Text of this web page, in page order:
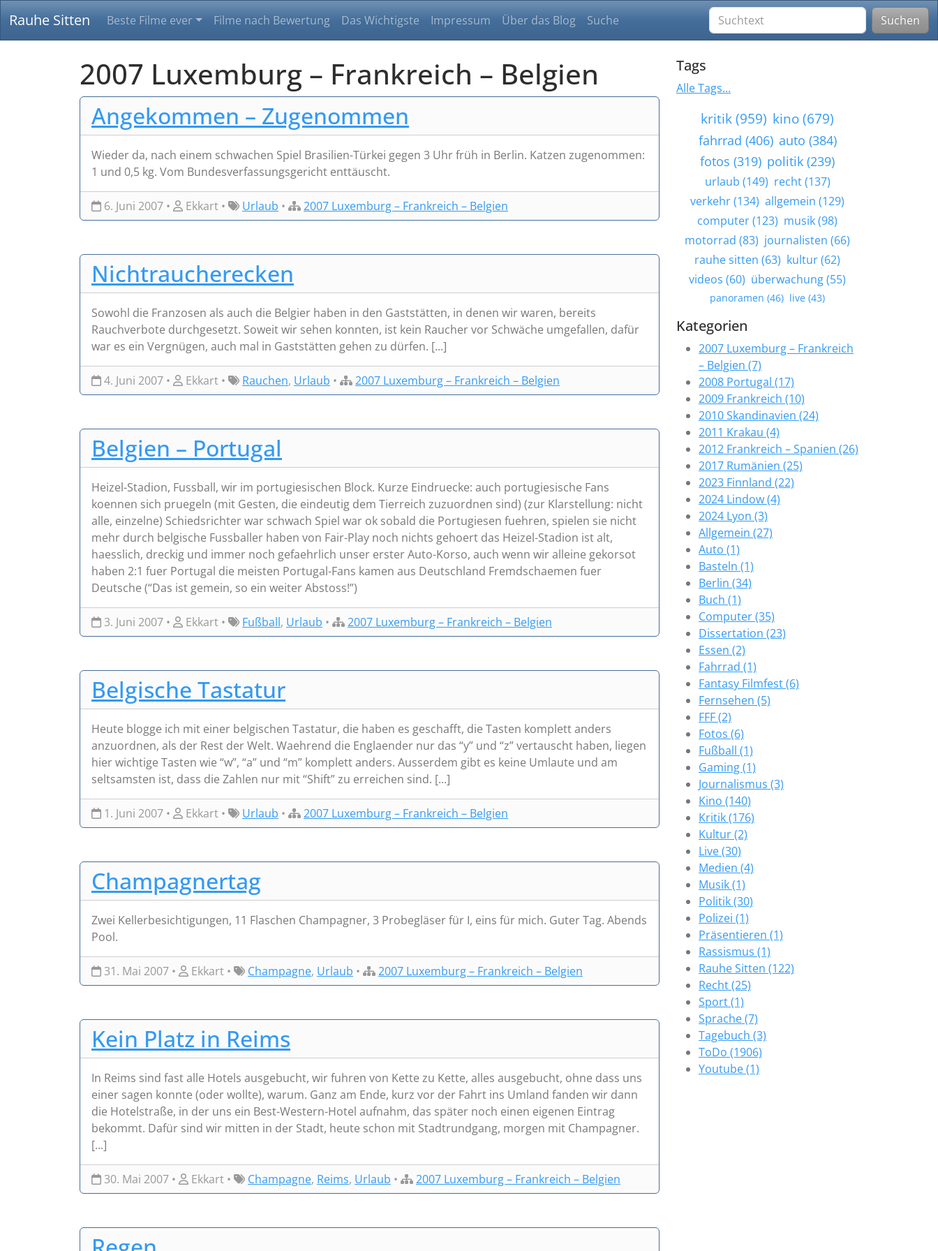
Rauhe Sitten Beste Filme ever Filme nach Bewertung Das Wichtigste Impressum Über das Blog Suche Suchen
2007 Luxemburg – Frankreich – Belgien
Angekommen – Zugenommen
Wieder da, nach einem schwachen Spiel Brasilien-Türkei gegen 3 Uhr früh in Berlin. Katzen zugenommen:
1 und 0,5 kg. Vom Bundesverfassungsgericht enttäuscht.
6. Juni 2007 • Ekkart • Urlaub • 2007 Luxemburg – Frankreich – Belgien
Nichtraucherecken
Sowohl die Franzosen als auch die Belgier haben in den Gaststätten, in denen wir waren, bereits
Rauchverbote durchgesetzt. Soweit wir sehen konnten, ist kein Raucher vor Schwäche umgefallen, dafür
war es ein Vergnügen, auch mal in Gaststätten gehen zu dürfen. [...]
4. Juni 2007 • Ekkart • Rauchen, Urlaub • 2007 Luxemburg – Frankreich – Belgien
Belgien – Portugal
Heizel-Stadion, Fussball, wir im portugiesischen Block. Kurze Eindruecke: auch portugiesische Fans
koennen sich pruegeln (mit Gesten, die eindeutig dem Tierreich zuzuordnen sind) (zur Klarstellung: nicht
alle, einzelne) Schiedsrichter war schwach Spiel war ok sobald die Portugiesen fuehren, spielen sie nicht
mehr durch belgische Fussballer haben von Fair-Play noch nichts gehoert das Heizel-Stadion ist alt,
haesslich, dreckig und immer noch gefaehrlich unser erster Auto-Korso, auch wenn wir alleine gekorsot
haben 2:1 fuer Portugal die meisten Portugal-Fans kamen aus Deutschland Fremdschaemen fuer
Deutsche (“Das ist gemein, so ein weiter Abstoss!”)
3. Juni 2007 • Ekkart • Fußball, Urlaub • 2007 Luxemburg – Frankreich – Belgien
Belgische Tastatur
Heute blogge ich mit einer belgischen Tastatur, die haben es geschafft, die Tasten komplett anders
anzuordnen, als der Rest der Welt. Waehrend die Englaender nur das “y” und “z” vertauscht haben, liegen
hier wichtige Tasten wie “w”, “a” und “m” komplett anders. Ausserdem gibt es keine Umlaute und am
seltsamsten ist, dass die Zahlen nur mit “Shift” zu erreichen sind. [...]
1. Juni 2007 • Ekkart • Urlaub • 2007 Luxemburg – Frankreich – Belgien
Champagnertag
Zwei Kellerbesichtigungen, 11 Flaschen Champagner, 3 Probegläser für I, eins für mich. Guter Tag. Abends
Pool.
31. Mai 2007 • Ekkart • Champagne, Urlaub • 2007 Luxemburg – Frankreich – Belgien
Kein Platz in Reims
In Reims sind fast alle Hotels ausgebucht, wir fuhren von Kette zu Kette, alles ausgebucht, ohne dass uns
einer sagen konnte (oder wollte), warum. Ganz am Ende, kurz vor der Fahrt ins Umland fanden wir dann
die Hotelstraße, in der uns ein Best-Western-Hotel aufnahm, das später noch einen eigenen Eintrag
bekommt. Dafür sind wir mitten in der Stadt, heute schon mit Stadtrundgang, morgen mit Champagner.
[...]
30. Mai 2007 • Ekkart • Champagne, Reims, Urlaub • 2007 Luxemburg – Frankreich – Belgien
Tags
Alle Tags...
kritik (959) kino (679)
fahrrad (406) auto (384)
fotos (319) politik (239)
urlaub (149) recht (137)
verkehr (134) allgemein (129)
computer (123) musik (98)
motorrad (83) journalisten (66)
rauhe sitten (63) kultur (62)
videos (60) überwachung (55)
panoramen (46) live (43)
Kategorien
2007 Luxemburg – Frankreich
– Belgien (7)
2008 Portugal (17)
2009 Frankreich (10)
2010 Skandinavien (24)
2011 Krakau (4)
2012 Frankreich – Spanien (26)
2017 Rumänien (25)
2023 Finnland (22)
2024 Lindow (4)
2024 Lyon (3)
Allgemein (27)
Auto (1)
Basteln (1)
Berlin (34)
Buch (1)
Computer (35)
Dissertation (23)
Essen (2)
Fahrrad (1)
Fantasy Filmfest (6)
Fernsehen (5)
FFF (2)
Fotos (6)
Fußball (1)
Gaming (1)
Journalismus (3)
Kino (140)
Kritik (176)
Kultur (2)
Live (30)
Medien (4)
Musik (1)
Politik (30)
Polizei (1)
Präsentieren (1)
Rassismus (1)
Rauhe Sitten (122)
Recht (25)
Sport (1)
Sprache (7)
Tagebuch (3)
ToDo (1906)
Youtube (1)